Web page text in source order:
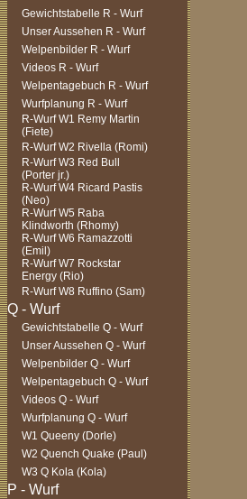
Gewichtstabelle R - Wurf
Unser Aussehen R - Wurf
Welpenbilder R - Wurf
Videos R - Wurf
Welpentagebuch R - Wurf
Wurfplanung R - Wurf
R-Wurf W1 Remy Martin
(Fiete)
R-Wurf W2 Rivella (Romi)
R-Wurf W3 Red Bull
(Porter jr.)
R-Wurf W4 Ricard Pastis
(Neo)
R-Wurf W5 Raba
Klindworth (Rhomy)
R-Wurf W6 Ramazzotti
(Emil)
R-Wurf W7 Rockstar
Energy (Rio)
R-Wurf W8 Ruffino (Sam)
Gewichtstabelle Q - Wurf
Unser Aussehen Q - Wurf
Welpenbilder Q - Wurf
Welpentagebuch Q - Wurf
Videos Q - Wurf
Wurfplanung Q - Wurf
W1 Queeny (Dorle)
W2 Quench Quake (Paul)
W3 Q Kola (Kola)